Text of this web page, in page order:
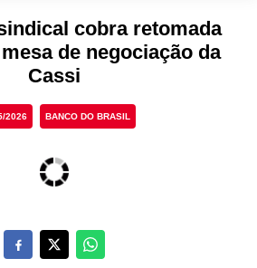
cobra retomada
de negociação da
Cassi
2026 BANCO DO BRASIL